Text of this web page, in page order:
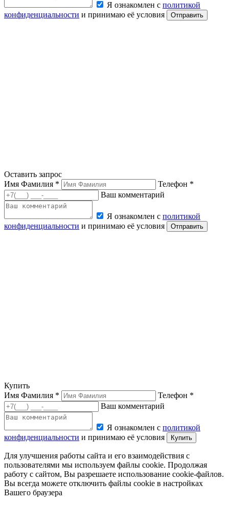
Я ознакомлен с политикой
конфиденциальности и принимаю её условия Отправить
Оставить запрос
Имя Фамилия *
Телефон *
Ваш комментарий
Я ознакомлен с политикой
конфиденциальности и принимаю её условия Отправить
Купить
Имя Фамилия *
Телефон *
Ваш комментарий
Я ознакомлен с политикой
конфиденциальности и принимаю её условия Купить
Для улучшения работы сайта и его взаимодействия с
пользователями мы используем файлы cookie. Продолжая
работу с сайтом, Вы разрешаете использование cookie-файлов.
Вы всегда можете отключить файлы cookie в настройках
Вашего браузера